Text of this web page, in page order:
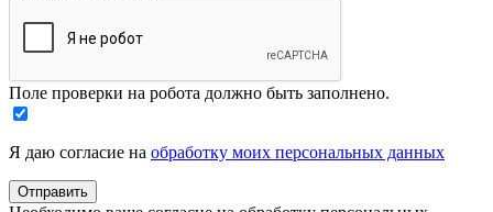
Поле проверки на робота должно быть заполнено.
Я даю согласие на обработку моих персональных данных